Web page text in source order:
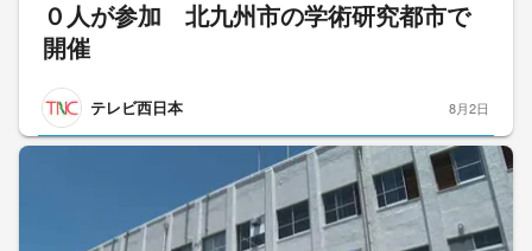
０人が参加 北九州市の学術研究都市で
開催
テレビ西日本 8月2日